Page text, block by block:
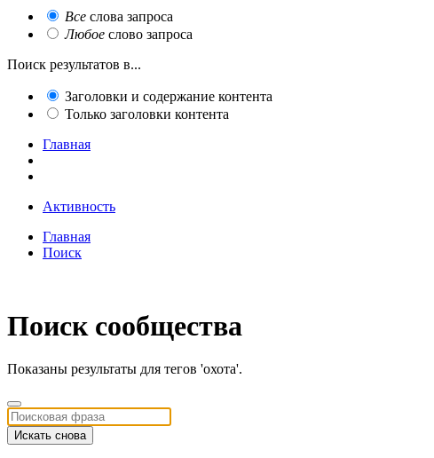
Все слова запроса
Любое слово запроса
Поиск результатов в...
Заголовки и содержание контента
Только заголовки контента
Главная
Активность
Главная
Поиск
Поиск сообщества
Показаны результаты для тегов 'охота'.
Искать снова